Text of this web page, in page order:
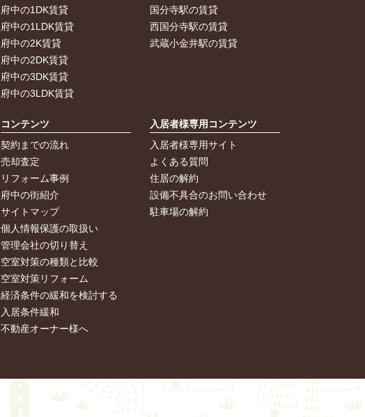
府中の1DK賃貸
府中の1LDK賃貸
府中の2K賃貸
府中の2DK賃貸
府中の3DK賃貸
府中の3LDK賃貸
国分寺駅の賃貸
西国分寺駅の賃貸
武蔵小金井駅の賃貸
コンテンツ
契約までの流れ
売却査定
リフォーム事例
府中の街紹介
サイトマップ
個人情報保護の取扱い
管理会社の切り替え
空室対策の種類と比較
空室対策リフォーム
経済条件の緩和を検討する
入居条件緩和
不動産オーナー様へ
入居者様専用コンテンツ
入居者様専用サイト
よくある質問
住居の解約
設備不具合のお問い合わせ
駐車場の解約